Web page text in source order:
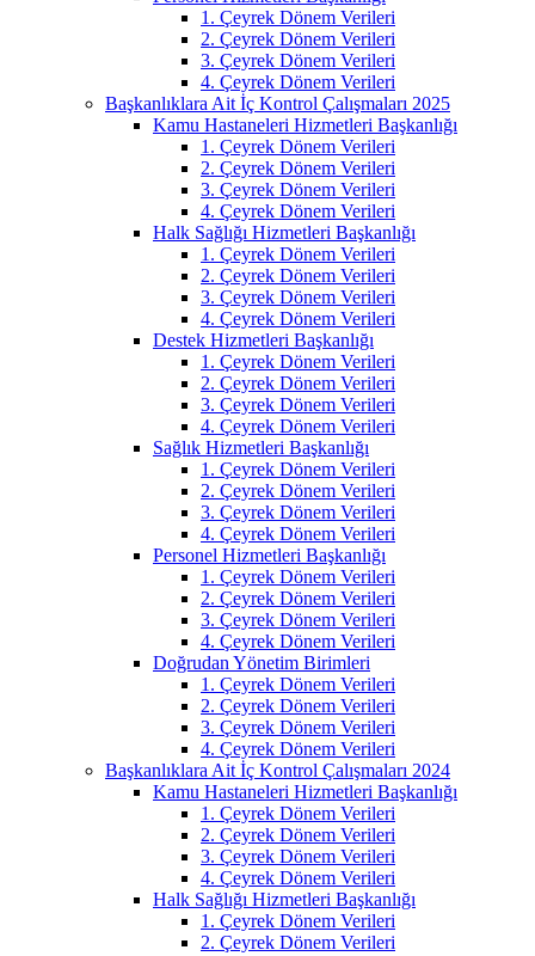
1. Çeyrek Dönem Verileri
2. Çeyrek Dönem Verileri
3. Çeyrek Dönem Verileri
4. Çeyrek Dönem Verileri
Başkanlıklara Ait İç Kontrol Çalışmaları 2025
Kamu Hastaneleri Hizmetleri Başkanlığı
1. Çeyrek Dönem Verileri
2. Çeyrek Dönem Verileri
3. Çeyrek Dönem Verileri
4. Çeyrek Dönem Verileri
Halk Sağlığı Hizmetleri Başkanlığı
1. Çeyrek Dönem Verileri
2. Çeyrek Dönem Verileri
3. Çeyrek Dönem Verileri
4. Çeyrek Dönem Verileri
Destek Hizmetleri Başkanlığı
1. Çeyrek Dönem Verileri
2. Çeyrek Dönem Verileri
3. Çeyrek Dönem Verileri
4. Çeyrek Dönem Verileri
Sağlık Hizmetleri Başkanlığı
1. Çeyrek Dönem Verileri
2. Çeyrek Dönem Verileri
3. Çeyrek Dönem Verileri
4. Çeyrek Dönem Verileri
Personel Hizmetleri Başkanlığı
1. Çeyrek Dönem Verileri
2. Çeyrek Dönem Verileri
3. Çeyrek Dönem Verileri
4. Çeyrek Dönem Verileri
Doğrudan Yönetim Birimleri
1. Çeyrek Dönem Verileri
2. Çeyrek Dönem Verileri
3. Çeyrek Dönem Verileri
4. Çeyrek Dönem Verileri
Başkanlıklara Ait İç Kontrol Çalışmaları 2024
Kamu Hastaneleri Hizmetleri Başkanlığı
1. Çeyrek Dönem Verileri
2. Çeyrek Dönem Verileri
3. Çeyrek Dönem Verileri
4. Çeyrek Dönem Verileri
Halk Sağlığı Hizmetleri Başkanlığı
1. Çeyrek Dönem Verileri
2. Çeyrek Dönem Verileri